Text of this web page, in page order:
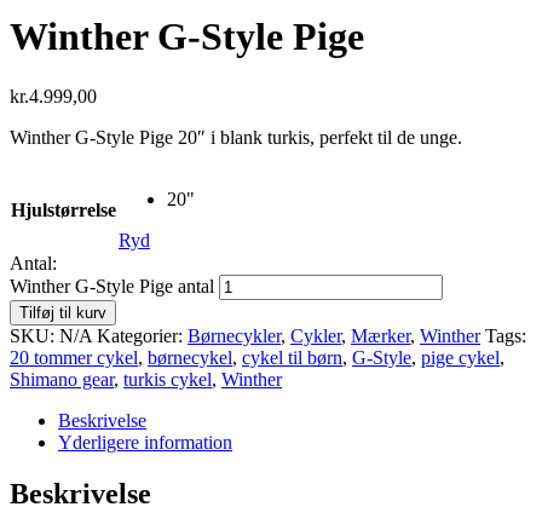
Winther G-Style Pige
kr.4.999,00
Winther G-Style Pige 20″ i blank turkis, perfekt til de unge.
Hjulstørrelse
20"
Ryd
Antal:
Winther G-Style Pige antal
Tilføj til kurv
SKU: N/A Kategorier: Børnecykler, Cykler, Mærker, Winther Tags:
20 tommer cykel, børnecykel, cykel til børn, G-Style, pige cykel,
Shimano gear, turkis cykel, Winther
Beskrivelse
Yderligere information
Beskrivelse